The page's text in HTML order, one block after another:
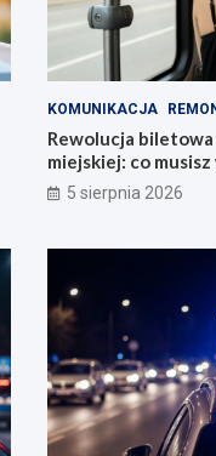
KOMUNIKACJA
Rewolucja
miejskiej: co
5 sierpnia 2026